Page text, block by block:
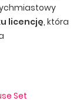
licencję, która